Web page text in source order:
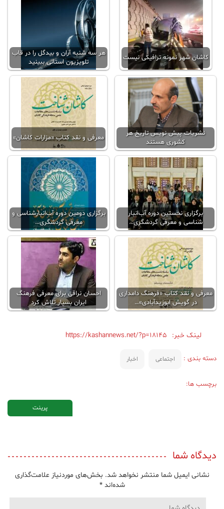
کاشان شهر نمونه ترافیکی نیست
هر سه شنبه آران و بیدگل را در قاب
تلویزیون استانی ببینید
نشریات پیش نویس تاریخ هر
کشوری هستند
معرفی و نقد کتاب «مزارات کاشان»
برگزاری نخستین دوره آب‌انبار
شناسی و معرفی گردشگری…
برگزاری دومین دوره آب‌انبار‌شناسی و
معرفی گردشگری…
معرفی و نقد کتاب «فرهنگ دامداری
در گویش ابوزیدآبادی»…
احسان نراقی برای معرفی فرهنگ
ایران بسیار تلاش کرد
لینک خبر: https://kashannews.net/?p=18145
دسته بندی : اجتماعی اخبار
برچسب ها:
پرینت
دیدگاه شما
نشانی ایمیل شما منتشر نخواهد شد. بخش‌های موردنیاز علامت‌گذاری
شده‌اند*